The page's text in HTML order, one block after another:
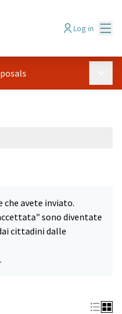
Log in
avete inviato.
sono diventate
cittadini dalle